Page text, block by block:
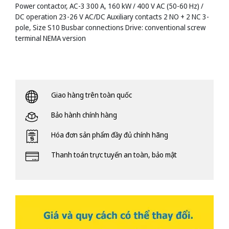
Power contactor, AC-3 300 A, 160 kW / 400 V AC (50-60 Hz) /
DC operation 23-26 V AC/DC Auxiliary contacts 2 NO + 2 NC 3-
pole, Size S10 Busbar connections Drive: conventional screw
terminal NEMA version
Giao hàng trên toàn quốc
Bảo hành chính hàng
Hóa đơn sản phẩm đầy đủ chính hãng
Thanh toán trực tuyến an toàn, bảo mật